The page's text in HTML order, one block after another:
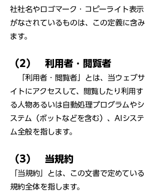
社社名やロゴマーク・コピーライト表示
がなされているものは、この定義に含み
ます。
（2） 利用者・閲覧者
「利用者・閲覧者」とは、当ウェブサ
イトにアクセスして、閲覧したり利用す
る人物あるいは自動処理プログラムやシ
ステム（ボットなどを含む）、AIシステ
ム全般を指します。
（3） 当規約
「当規約」とは、この文書で定めている
規約全体を指します。